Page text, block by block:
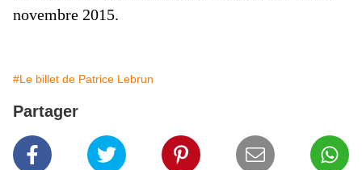
novembre 2015.
#Le billet de Patrice Lebrun
Partager